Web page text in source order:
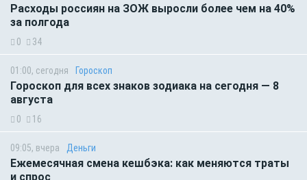
Расходы россиян на ЗОЖ выросли более чем на 40%
за полгода
0 34
01:00, сегодня Гороскоп
Гороскоп для всех знаков зодиака на сегодня — 8
августа
0 16
09:05, вчера Деньги
Ежемесячная смена кешбэка: как меняются траты
и спрос